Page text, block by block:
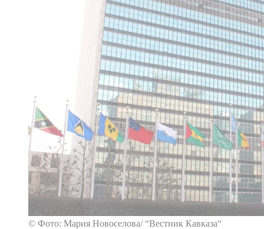
© Фото: Мария Новоселова/ “Вестник Кавказа“